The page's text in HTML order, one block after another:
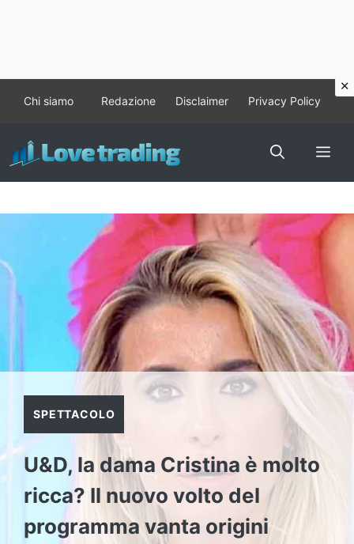
contenuto
Chi siamo Redazione Disclaimer Privacy Policy
SPETTACOLO
U&D, la dama Cristina è molto
ricca? Il nuovo volto del
programma vanta origini